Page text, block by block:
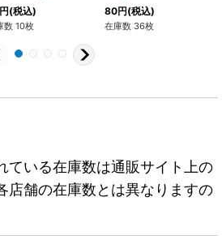
円(税込)
数 10枚
80円(税込)
在庫数 36枚
ている在庫数は通販サイト上の
店舗の在庫数とは異なりますの